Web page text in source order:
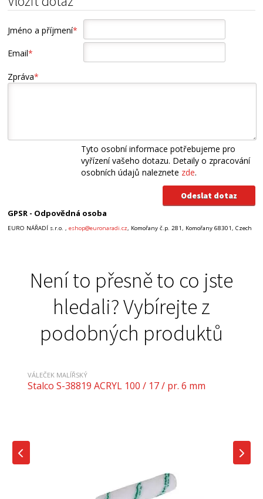
Jméno a příjmení*
Email*
Zpráva*
Tyto osobní informace potřebujeme pro
vyřízení vašeho dotazu. Detaily o zpracování
osobních údajů naleznete zde.
GPSR - Odpovědná osoba
EURO NÁŘADÍ s.r.o. ,eshop@euronaradi.cz, Komořany č.p. 281, Komořany 68301, Czech
Není to přesně to co jste
hledali? Vybírejte z
podobných produktů
VÁLEČEK MALÍŘSKÝ
Stalco S-38819 ACRYL 100 / 17 / pr. 6 mm